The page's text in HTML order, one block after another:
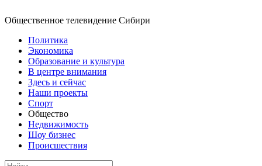
Общественное телевидение Сибири
Политика
Экономика
Образование и культура
В центре внимания
Здесь и сейчас
Наши проекты
Спорт
Общество
Недвижимость
Шоу бизнес
Происшествия